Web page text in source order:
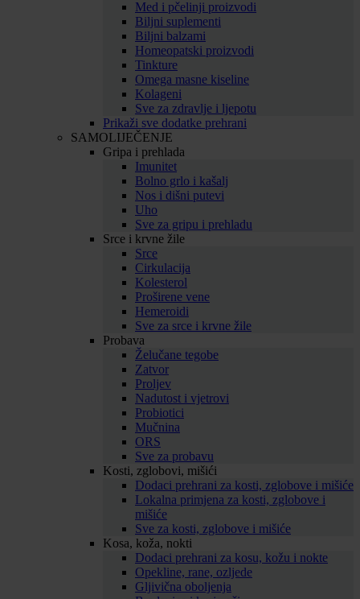
Med i pčelinji proizvodi
Biljni suplementi
Biljni balzami
Homeopatski proizvodi
Tinkture
Omega masne kiseline
Kolageni
Sve za zdravlje i ljepotu
Prikaži sve dodatke prehrani
SAMOLIJEČENJE
Gripa i prehlada
Imunitet
Bolno grlo i kašalj
Nos i dišni putevi
Uho
Sve za gripu i prehladu
Srce i krvne žile
Srce
Cirkulacija
Kolesterol
Proširene vene
Hemeroidi
Sve za srce i krvne žile
Probava
Želučane tegobe
Zatvor
Proljev
Nadutost i vjetrovi
Probiotici
Mučnina
ORS
Sve za probavu
Kosti, zglobovi, mišići
Dodaci prehrani za kosti, zglobove i mišiće
Lokalna primjena za kosti, zglobove i
mišiće
Sve za kosti, zglobove i mišiće
Kosa, koža, nokti
Dodaci prehrani za kosu, kožu i nokte
Opekline, rane, ozljede
Gljivična oboljenja